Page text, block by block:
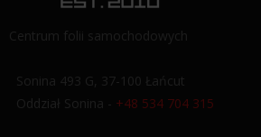
Centrum folii samochodowych
Sonina 493 G, 37-100 Łańcut
Oddział Sonina - +48 534 704 315